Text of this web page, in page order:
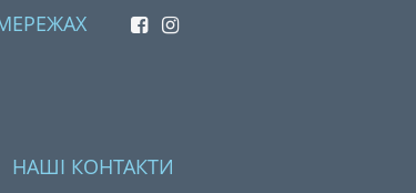
НАШІ КОНТАКТИ